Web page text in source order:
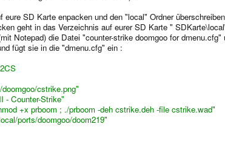
eure SD Karte enpacken und den "local" Ordner
geht in das Verzeichnis auf eurer SD Karte "
Notepad) die Datei "counter-strike doomgoo for dmenu.cfg"
fügt sie in die "dmenu.cfg" ein :
cstrike.png"
- Counter-Strike"
+x prboom ; ./prboom -deh cstrike.deh -file cstrike.wad"
ports/doomgoo/doom219"